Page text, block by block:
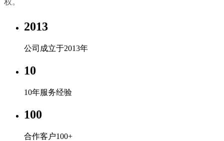
权。
2013
公司成立于2013年
10
10年服务经验
100
合作客户100+